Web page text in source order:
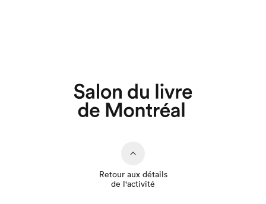
Retour aux détails
de l'activité